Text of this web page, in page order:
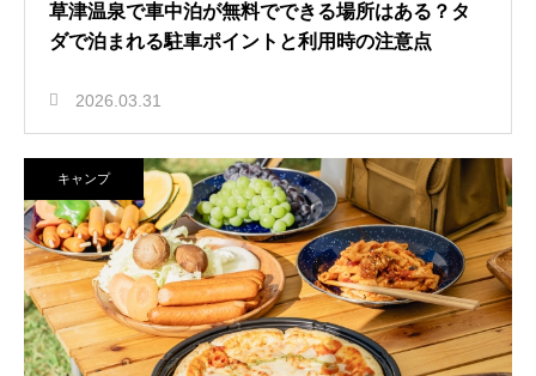
草津温泉で車中泊が無料でできる場所はある？タ
ダで泊まれる駐車ポイントと利用時の注意点
2026.03.31
キャンプ